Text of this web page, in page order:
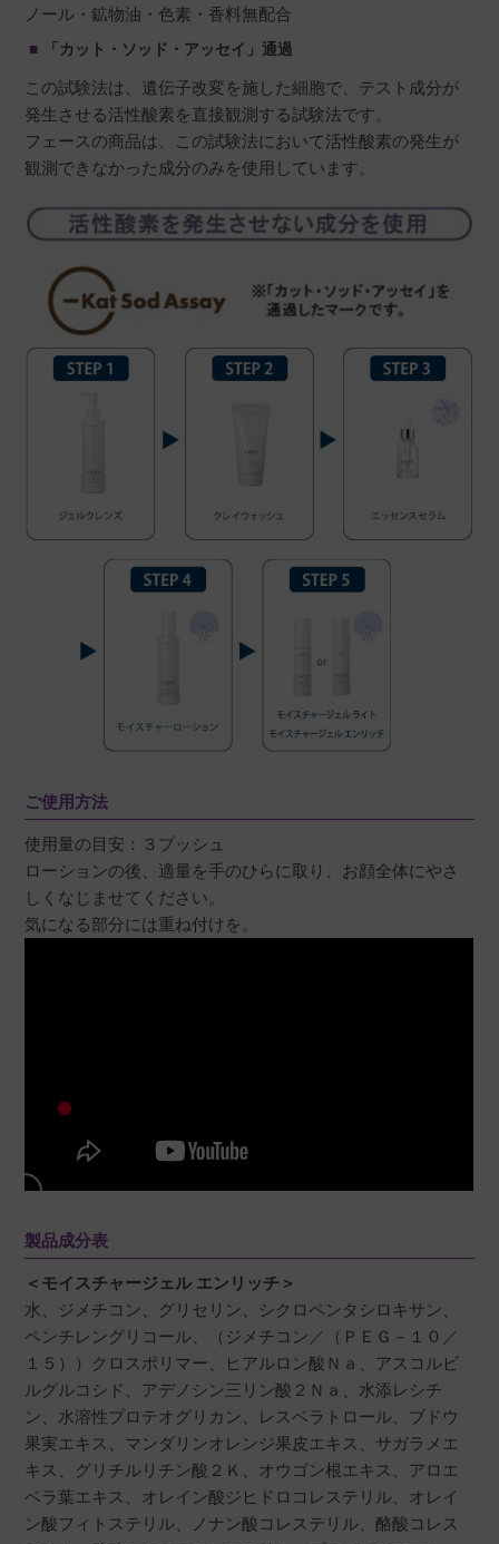
ノール・鉱物油・色素・香料無配合
「カット・ソッド・アッセイ」通過
この試験法は、遺伝子改変を施した細胞で、テスト成分が
発生させる活性酸素を直接観測する試験法です。
フェースの商品は、この試験法において活性酸素の発生が
観測できなかった成分のみを使用しています。
ご使用方法
使用量の目安：３プッシュ
ローションの後、適量を手のひらに取り、お顔全体にやさ
しくなじませてください。
気になる部分には重ね付けを。
製品成分表
＜モイスチャージェル エンリッチ＞
水、ジメチコン、グリセリン、シクロペンタシロキサン、
ペンチレングリコール、（ジメチコン／（ＰＥＧ－１０／
１５））クロスポリマー、ヒアルロン酸Ｎａ、アスコルビ
ルグルコシド、アデノシン三リン酸２Ｎａ、水添レシチ
ン、水溶性プロテオグリカン、レスベラトロール、ブドウ
果実エキス、マンダリンオレンジ果皮エキス、サガラメエ
キス、グリチルリチン酸２Ｋ、オウゴン根エキス、アロエ
ベラ葉エキス、オレイン酸ジヒドロコレステリル、オレイ
ン酸フィトステリル、ノナン酸コレステリル、酪酸コレス